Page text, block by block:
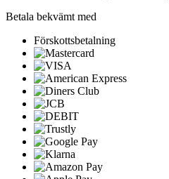
Betala bekvämt med
Förskottsbetalning